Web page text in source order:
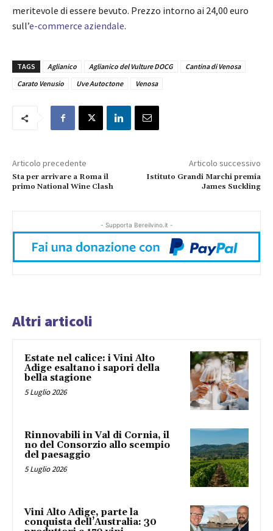
meritevole di essere bevuto. Prezzo intorno ai 24,00 euro
sull’e-commerce aziendale.
TAGS Aglianico Aglianico del Vulture DOCG
Cantina di Venosa
Carato Venusio
Uve Autoctone Venosa
Articolo precedente
Sta per arrivare a Roma il
primo National Wine Clash
Articolo successivo
Istituto Grandi Marchi premia
James Suckling
- Supporta Bereilvino.it -
Altri articoli
Estate nel calice: i Vini Alto
Adige esaltano i sapori della
bella stagione
5 Luglio 2026
Rinnovabili in Val di Cornia, il
no del Consorzio allo scempio
del paesaggio
5 Luglio 2026
Vini Alto Adige, parte la
conquista dell’Australia: 30